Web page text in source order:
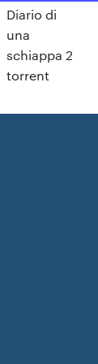
Diario di
una
schiappa 2
torrent